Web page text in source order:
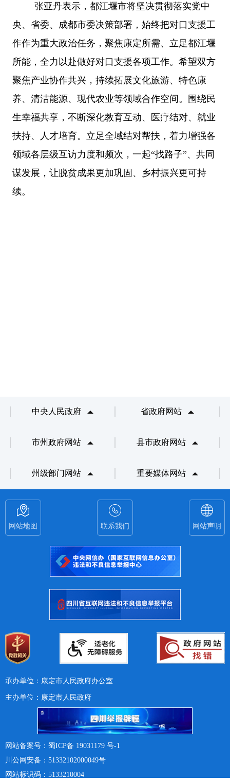
张亚丹表示，都江堰市将坚决贯彻落实党中
央、省委、成都市委决策部署，始终把对口支援工
作作为重大政治任务，聚焦康定所需、立足都江堰
所能，全力以赴做好对口支援各项工作。希望双方
聚焦产业协作共兴，持续拓展文化旅游、特色康
养、清洁能源、现代农业等领域合作空间。围绕民
生幸福共享，不断深化教育互动、医疗结对、就业
扶持、人才培育。立足全域结对帮扶，着力增强各
领域各层级互访力度和频次，一起“找路子”、共同
谋发展，让脱贫成果更加巩固、乡村振兴更可持
续。
中央人民政府 省政府网站
市州政府网站 县市政府网站
州级部门网站 重要媒体网站
网站地图 联系我们 网站声明
承办单位：康定市人民政府办公室
主办单位：康定市人民政府
网站备案号：蜀ICP备 19031179 号-1
川公网安备：51332102000049号
网站标识码：5133210004